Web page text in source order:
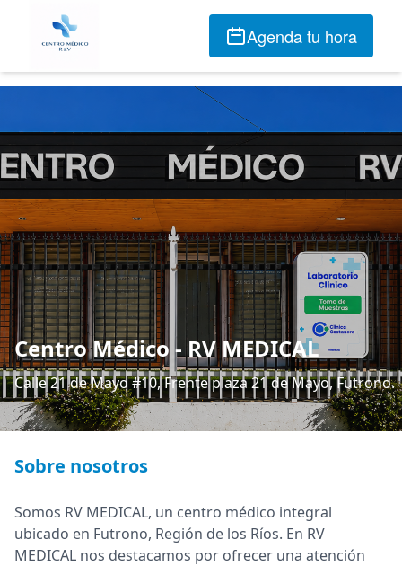
Agenda tu hora
Centro Médico - RV MEDICAL
Calle 21 de Mayo #10, Frente plaza 21 de Mayo, Futrono.
Sobre nosotros
Somos RV MEDICAL, un centro médico integral
ubicado en Futrono, Región de los Ríos. En RV
MEDICAL nos destacamos por ofrecer una atención